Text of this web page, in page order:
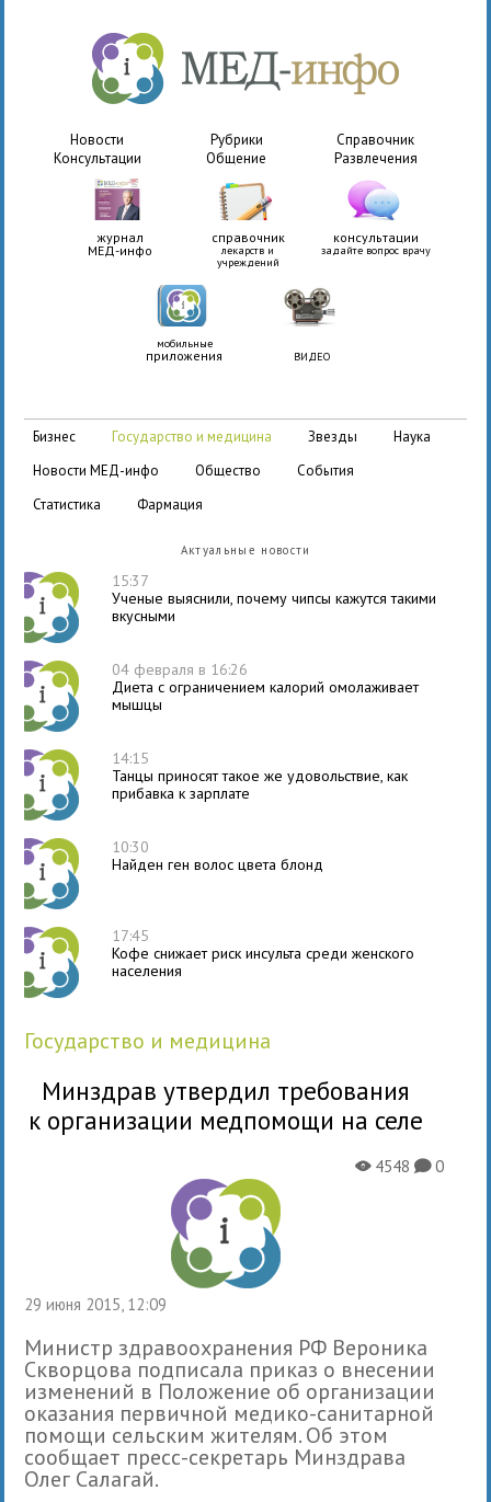
Новости Рубрики
Справочник
Консультации
Общение Развлечения
журнал
МЕД-инфо
справочник
лекарств и
учреждений
консультации
задайте вопрос врачу
мобильные
приложения ВИДЕО
бизнес государство и медицина звезды
наука
новости МЕД-инфо
общество
события
статистика
фармация
Актуальные новости
15:37
Ученые выяснили, почему чипсы кажутся такими
вкусными
04 февраля в 16:26
Диета с ограничением калорий омолаживает
мышцы
14:15
Танцы приносят такое же удовольствие, как
прибавка к зарплате
10:30
Найден ген волос цвета блонд
17:45
Кофе снижает риск инсульта среди женского
населения
государство и медицина
Минздрав утвердил требования
к организации медпомощи на селе
29 июня 2015, 12:09
X4548K0
Министр здравоохранения РФ Вероника
Скворцова подписала приказ о внесении
изменений в Положение об организации
оказания первичной медико-санитарной
помощи сельским жителям. Об этом
сообщает пресс-секретарь Минздрава
Олег Салагай.